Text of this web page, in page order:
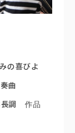
喜びよ
調 作品